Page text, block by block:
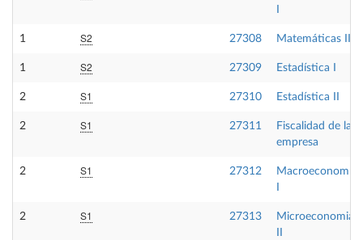
1 S2 27308 Matemáticas II
1 S2 27309 Estadística I
2 S1 27310 Estadística II
2 S1 27311
Fiscalidad de la
empresa
2 S1 27312
Macroeconomía
2 S1 27313
Microeconomia